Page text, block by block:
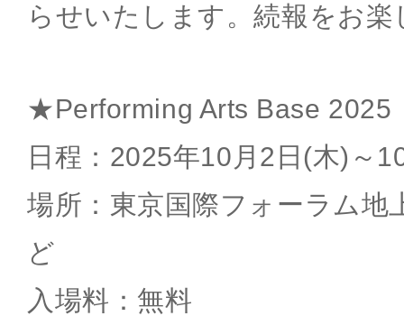
らせいたします。続報をお楽
★Performing Arts Base 2025
日程：2025年10月2日(木)～
場所：東京国際フォーラム地
ど
入場料：無料